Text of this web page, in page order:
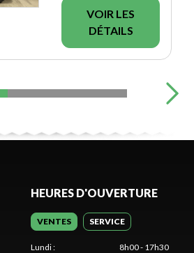
VOIR LES
DÉTAILS
HEURES D'OUVERTURE
VENTES SERVICE
Lundi:
8h00 - 17h30